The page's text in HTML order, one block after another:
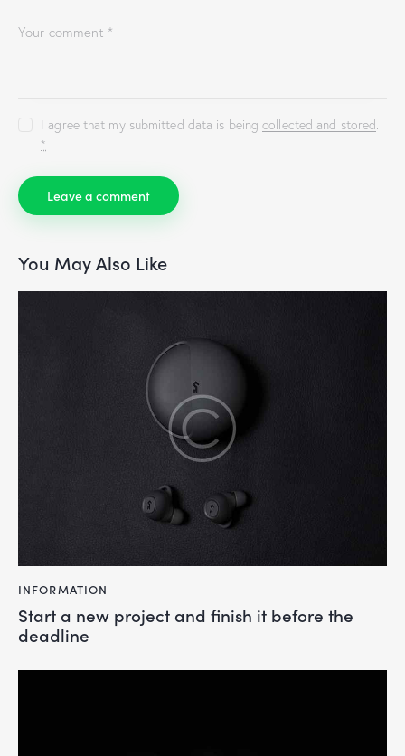
I agree that my submitted data is beingcollected and stored.
*
You May Also Like
INFORMATION
Start a new project and finish it before the
deadline